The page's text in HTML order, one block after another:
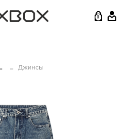
0
Джинсы